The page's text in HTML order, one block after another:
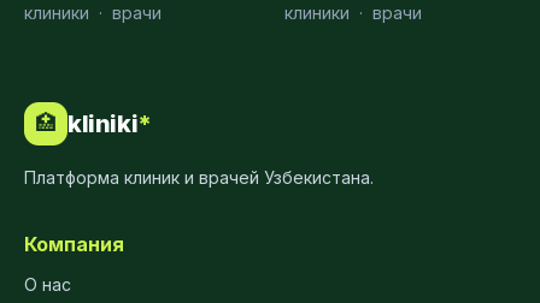
клиники · врачи
клиники · врачи
🏥 kliniki*
Платформа клиник и врачей Узбекистана.
Компания
О нас